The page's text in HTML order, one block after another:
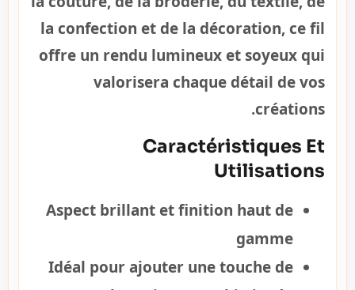
la confection et de la décoration, ce fil
offre un rendu lumineux et soyeux qui
valorisera chaque détail de vos
créations.
Caractéristiques Et
Utilisations
Aspect brillant et finition haut de
gamme
Idéal pour ajouter une touche de